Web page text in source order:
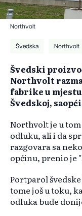
Northvolt
Švedska Northvolt
Švedski
Northvolt
fabrike u
Švedskoj,
Northvolt je u
odluku, ali i da
razgovara sa
općinu, prenio je
Portparol
tome još u toku,
odluka bude